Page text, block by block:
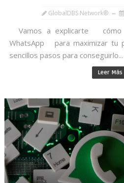
GlobalDBS Network®
Vamos a explicarte cómo
WhatsApp para maximizar tu
sencillos pasos para conseguirlo...
Leer Más